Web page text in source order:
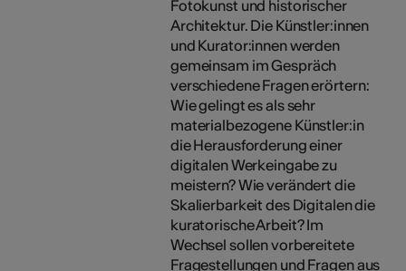
Fotokunst und historischer
Architektur. Die Künstler:innen
und Kurator:innen werden
gemeinsam im Gespräch
verschiedene Fragen erörtern:
Wie gelingt es als sehr
materialbezogene Künstler:in
die Herausforderung einer
digitalen Werkeingabe zu
meistern? Wie verändert die
Skalierbarkeit des Digitalen die
kuratorische Arbeit? Im
Wechsel sollen vorbereitete
Fragestellungen und Fragen aus